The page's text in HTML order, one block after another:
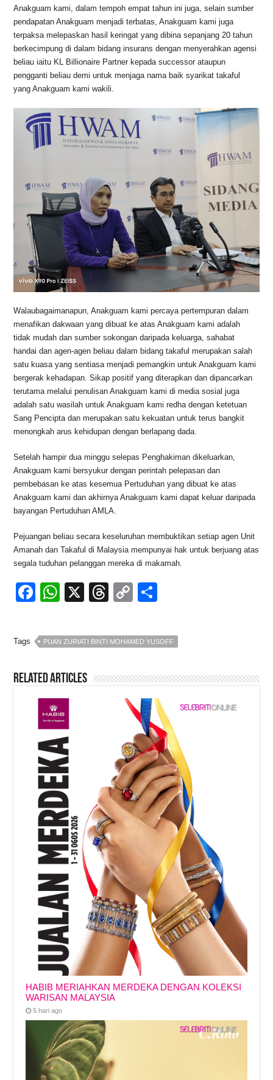
Anakguam kami, dalam tempoh empat tahun ini juga, selain sumber
pendapatan Anakguam menjadi terbatas, Anakguam kami juga
terpaksa melepaskan hasil keringat yang dibina sepanjang 20 tahun
berkecimpung di dalam bidang insurans dengan menyerahkan agensi
beliau iaitu KL Billionaire Partner kepada successor ataupun
pengganti beliau demi untuk menjaga nama baik syarikat takaful
yang Anakguam kami wakili.
Walaubagaimanapun, Anakguam kami percaya pertempuran dalam
menafikan dakwaan yang dibuat ke atas Anakguam kami adalah
tidak mudah dan sumber sokongan daripada keluarga, sahabat
handai dan agen-agen beliau dalam bidang takaful merupakan salah
satu kuasa yang sentiasa menjadi pemangkin untuk Anakguam kami
bergerak kehadapan. Sikap positif yang diterapkan dan dipancarkan
terutama melalui penulisan Anakguam kami di media sosial juga
adalah satu wasilah untuk Anakguam kami redha dengan ketetuan
Sang Pencipta dan merupakan satu kekuatan untuk terus bangkit
menongkah arus kehidupan dengan berlapang dada.
Setelah hampir dua minggu selepas Penghakiman dikeluarkan,
Anakguam kami bersyukur dengan perintah pelepasan dan
pembebasan ke atas kesemua Pertuduhan yang dibuat ke atas
Anakguam kami dan akhirnya Anakguam kami dapat keluar daripada
bayangan Pertuduhan AMLA.
Pejuangan beliau secara keseluruhan membuktikan setiap agen Unit
Amanah dan Takaful di Malaysia mempunyai hak untuk berjuang atas
segala tuduhan pelanggan mereka di makamah.
F
c
e
b
o
o
k
W
at
s
A
p
p
X
T
e
a
d
s
C
p
y
Li
n
k
ar
e
Tags PUAN ZURIATI BINTI MOHAMED YUSOFF
Related Articles
HABIB MERIAHKAN MERDEKA DENGAN KOLEKSI
WARISAN MALAYSIA
5 hari ago